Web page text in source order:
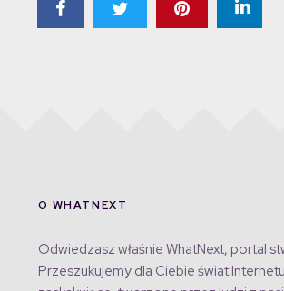
O WHATNEXT
Odwiedzasz właśnie WhatNext, portal
Przeszukujemy dla Ciebie świat